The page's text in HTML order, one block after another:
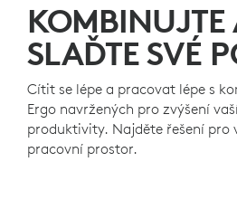
KOMBINUJTE
SLAĎTE SVÉ
Cítit se lépe a pracovat lépe s
Ergo navržených pro zvýšení
produktivity. Najděte řešení pro
pracovní prostor.